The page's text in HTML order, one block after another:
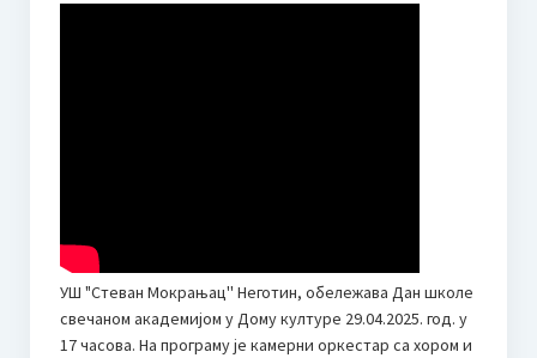
УШ "Стеван Мокрањац'' Неготин, обележава Дан школе
свечаном академијом у Дому културе 29.04.2025. год. у
17 часова. На програму је камерни оркестар са хором и